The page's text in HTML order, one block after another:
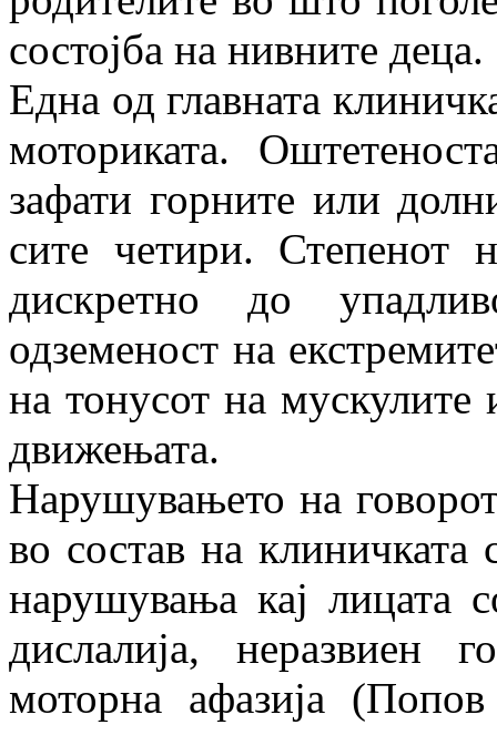
состојба на нивните деца.
Една од главната
моториката.
зафати горните или
сите четири. Степенот
дискретно до
одземеност на
на тонусот на
движењата.
Нарушувањето на
во состав на
нарушувања кај лицата
дислалија, неразвиен
моторна афазија